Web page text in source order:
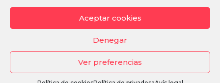
Aceptar cookies
Denegar
Ver preferencias
I
t
F
e
o
Y
T
b